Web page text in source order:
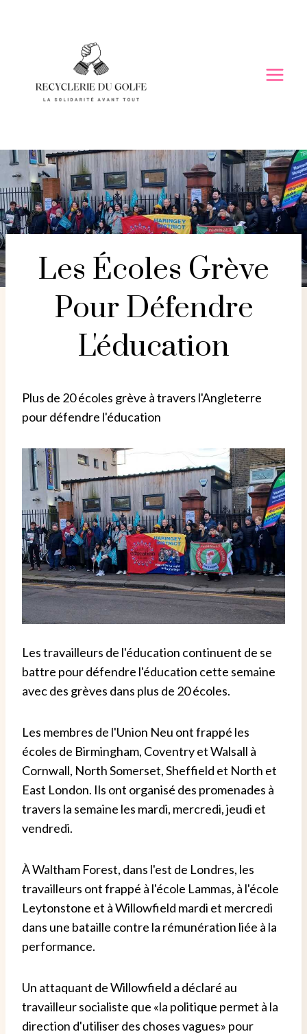
Les Écoles Grève
Pour Défendre
L'éducation
Plus de 20 écoles grève à travers l'Angleterre
pour défendre l'éducation
Les travailleurs de l'éducation continuent de se
battre pour défendre l'éducation cette semaine
avec des grèves dans plus de 20 écoles.
Les membres de l'Union Neu ont frappé les
écoles de Birmingham, Coventry et Walsall à
Cornwall, North Somerset, Sheffield et North et
East London. Ils ont organisé des promenades à
travers la semaine les mardi, mercredi, jeudi et
vendredi.
À Waltham Forest, dans l'est de Londres, les
travailleurs ont frappé à l'école Lammas, à l'école
Leytonstone et à Willowfield mardi et mercredi
dans une bataille contre la rémunération liée à la
performance.
Un attaquant de Willowfield a déclaré au
travailleur socialiste que «la politique permet à la
direction d'utiliser des choses vagues» pour